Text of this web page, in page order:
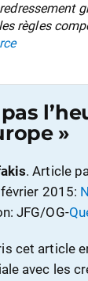
règles
pas
»
. Article
2015:
JFG/OG-
cet article
avec les